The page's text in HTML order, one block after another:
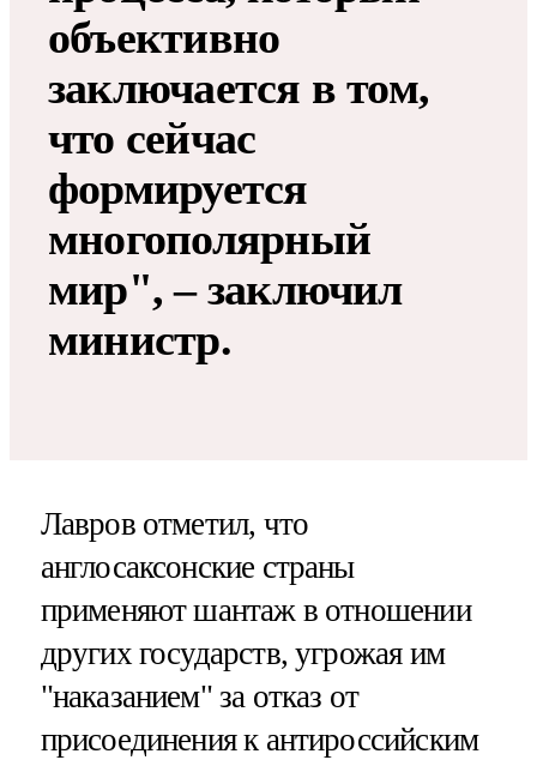
объективно
заключается в том,
что сейчас
формируется
многополярный
мир", – заключил
министр.
Лавров отметил, что
англосаксонские страны
применяют шантаж в отношении
других государств, угрожая им
"наказанием" за отказ от
присоединения к антироссийским